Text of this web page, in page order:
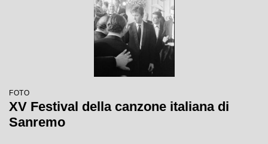
FOTO
XV Festival della canzone italiana di
Sanremo